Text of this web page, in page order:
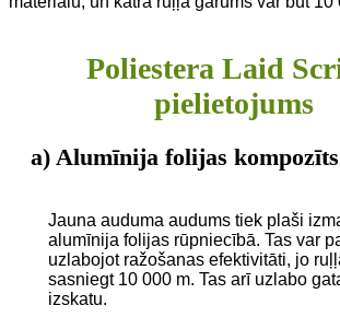
Poliestera Laid
pielietojums
a) Alumīnija folijas kompozīts
Jauna auduma audums tiek plaši
alumīnija folijas rūpniecībā. Tas var
uzlabojot ražošanas efektivitāti, jo
sasniegt 10 000 m. Tas arī uzlabo
izskatu.